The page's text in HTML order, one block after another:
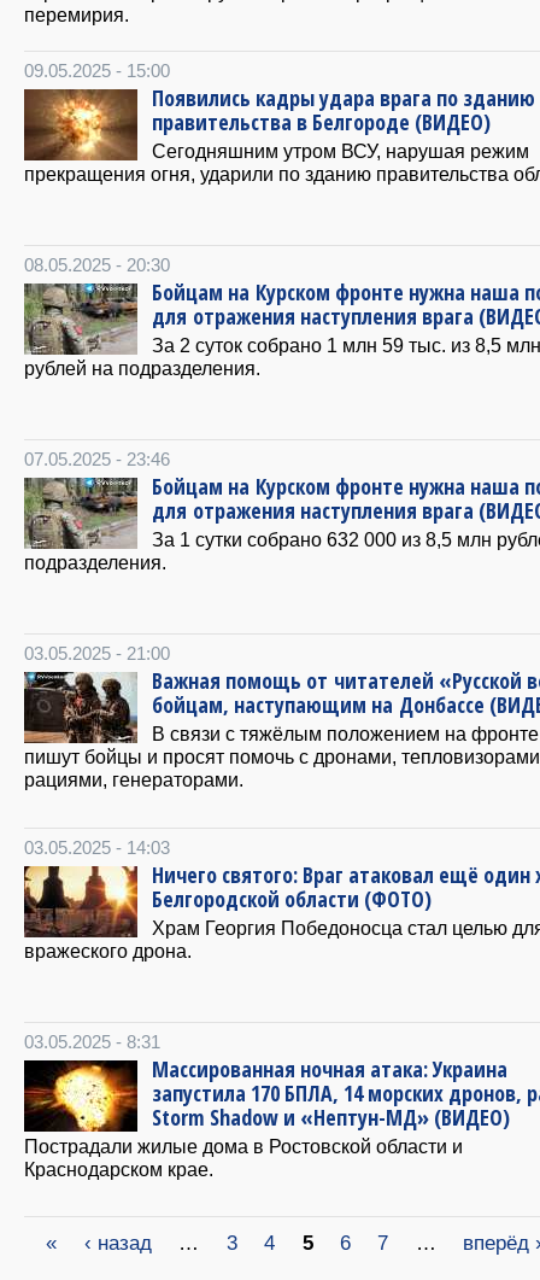
перемирия.
09.05.2025 - 15:00
Появились кадры удара врага по зданию
правительства в Белгороде (ВИДЕО)
Сегодняшним утром ВСУ, нарушая режим
прекращения огня, ударили по зданию правительства
08.05.2025 - 20:30
Бойцам на Курском фронте нужна наша
для отражения наступления врага
За 2 суток собрано 1 млн 59 тыс. из 8,5 млн
рублей на подразделения.
07.05.2025 - 23:46
Бойцам на Курском фронте нужна наша
для отражения наступления врага
За 1 сутки собрано 632 000 из 8,5 млн
подразделения.
03.05.2025 - 21:00
Важная помощь от читателей «Русской
бойцам, наступающим на Донбассе
В связи с тяжёлым положением на
пишут бойцы и просят помочь с дронами,
рациями, генераторами.
03.05.2025 - 14:03
Ничего святого: Враг атаковал ещё один
Белгородской области (ФОТО)
Храм Георгия Победоносца стал целью
вражеского дрона.
03.05.2025 - 8:31
Массированная ночная атака: Украина
запустила 170 БПЛА, 14 морских дронов,
Storm Shadow и «Нептун-МД» (ВИДЕО)
Пострадали жилые дома в Ростовской области и
Краснодарском крае.
Страницы
« ‹ назад … 3 4 5 6 7 … вперёд